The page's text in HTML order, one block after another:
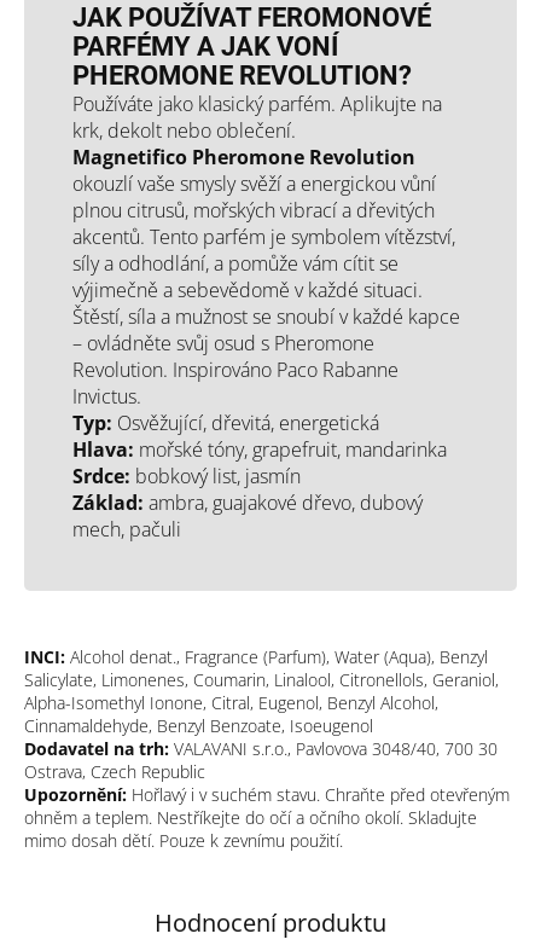
JAK POUŽÍVAT FEROMONOVÉ
PARFÉMY A JAK VONÍ
PHEROMONE REVOLUTION?
Používáte jako klasický parfém. Aplikujte na
krk, dekolt nebo oblečení.
Magnetifico Pheromone Revolution
okouzlí vaše smysly svěží a energickou vůní
plnou citrusů, mořských vibrací a dřevitých
akcentů. Tento parfém je symbolem vítězství,
síly a odhodlání, a pomůže vám cítit se
výjimečně a sebevědomě v každé situaci.
Štěstí, síla a mužnost se snoubí v každé kapce
– ovládněte svůj osud s Pheromone
Revolution. Inspirováno Paco Rabanne
Invictus.
Typ: Osvěžující, dřevitá, energetická
Hlava: mořské tóny, grapefruit, mandarinka
Srdce: bobkový list, jasmín
Základ: ambra, guajakové dřevo, dubový
mech, pačuli
INCI: Alcohol denat., Fragrance (Parfum), Water (Aqua), Benzyl
Salicylate, Limonenes, Coumarin, Linalool, Citronellols, Geraniol,
Alpha-Isomethyl Ionone, Citral, Eugenol, Benzyl Alcohol,
Cinnamaldehyde, Benzyl Benzoate, Isoeugenol
Dodavatel na trh: VALAVANI s.r.o., Pavlovova 3048/40, 700 30
Ostrava, Czech Republic
Upozornění: Hořlavý i v suchém stavu. Chraňte před otevřeným
ohněm a teplem. Nestříkejte do očí a očního okolí. Skladujte
mimo dosah dětí. Pouze k zevnímu použití.